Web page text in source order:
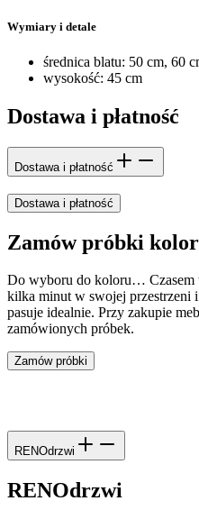
Wymiary i detale
średnica blatu: 50 cm, 60
wysokość: 45 cm
Dostawa i płatność
Dostawa i płatność
Dostawa i płatność
Zamów próbki
Do wyboru do koloru… Czasem
kilka minut w swojej przestrzeni
pasuje idealnie. Przy zakupie
zamówionych próbek.
Zamów próbki
RENOdrzwi
RENOdrzwi